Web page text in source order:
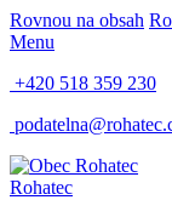
Rovnou na obsah
Menu
+420 518 359 230
Rohatec